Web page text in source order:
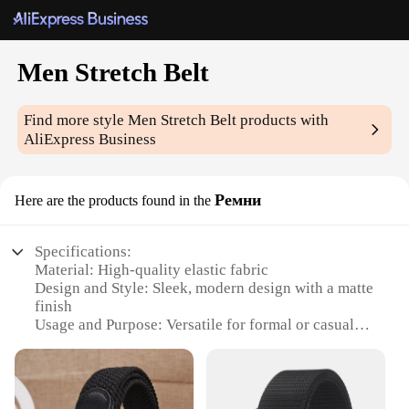
Men Stretch Belt
Find more styleMen Stretch Belt products with
AliExpress Business
Here are the products found in the Ремни
Specifications:
Material: High-quality elastic fabric
Design and Style: Sleek, modern design with a matte
finish
Usage and Purpose: Versatile for formal or casual
Performance and Property: Durable stretch for a
comfortable fit
Shape or Size or Weight or Quantity: One size fits